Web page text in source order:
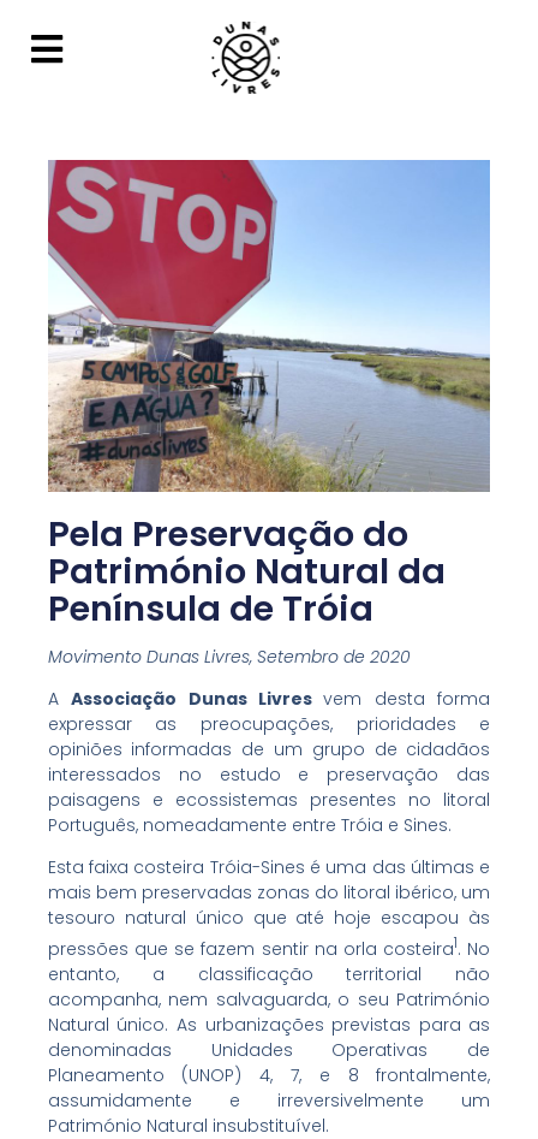
Pela Preservação do
Património Natural da
Península de Tróia
Movimento Dunas Livres, Setembro de 2020
AAssociação Dunas Livresvem desta forma
expressar as preocupações, prioridades e
opiniões informadas de um grupo de cidadãos
interessados no estudo e preservação das
paisagens e ecossistemas presentes no litoral
Português, nomeadamente entre Tróia e Sines.
Esta faixa costeira Tróia-Sines é uma das últimas e
mais bem preservadas zonas do litoral ibérico, um
tesouro natural único que até hoje escapou às
pressões que se fazem sentir na orla costeira1. No
entanto, a classificação territorial não
acompanha, nem salvaguarda, o seu Património
Natural único. As urbanizações previstas para as
denominadas Unidades Operativas de
Planeamento (UNOP) 4, 7, e 8 frontalmente,
assumidamente e irreversivelmente um
Património Natural insubstituível.